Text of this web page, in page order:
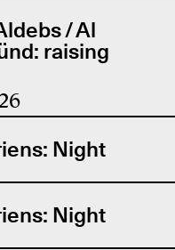
/ Al
raising
Night
Night